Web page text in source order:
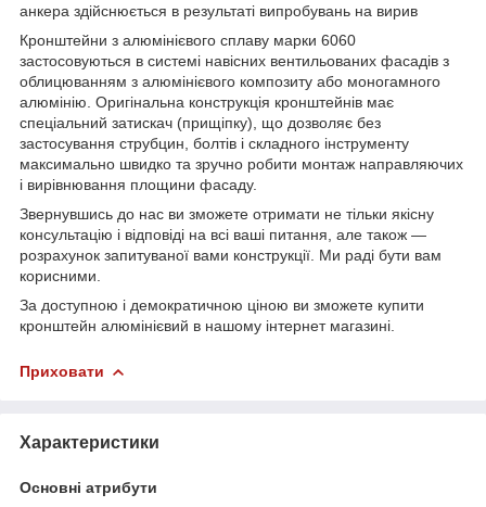
анкера здійснюється в результаті випробувань на вирив
Кронштейни з алюмінієвого сплаву марки 6060
застосовуються в системі навісних вентильованих фасадів з
облицюванням з алюмінієвого композиту або моногамного
алюмінію. Оригінальна конструкція кронштейнів має
спеціальний затискач (прищіпку), що дозволяє без
застосування струбцин, болтів і складного інструменту
максимально швидко та зручно робити монтаж направляючих
і вирівнювання площини фасаду.
Звернувшись до нас ви зможете отримати не тільки якісну
консультацію і відповіді на всі ваші питання, але також ―
розрахунок запитуваної вами конструкції. Ми раді бути вам
корисними.
За доступною і демократичною ціною ви зможете купити
кронштейн алюмінієвий в нашому інтернет магазині.
Приховати
Характеристики
Основні атрибути